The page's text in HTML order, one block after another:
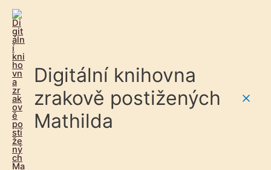
Digitální knihovna
zrakově postižených
Mathilda